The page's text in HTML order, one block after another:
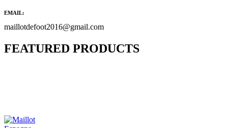
EMAIL:
maillotdefoot2016@gmail.com
FEATURED PRODUCTS